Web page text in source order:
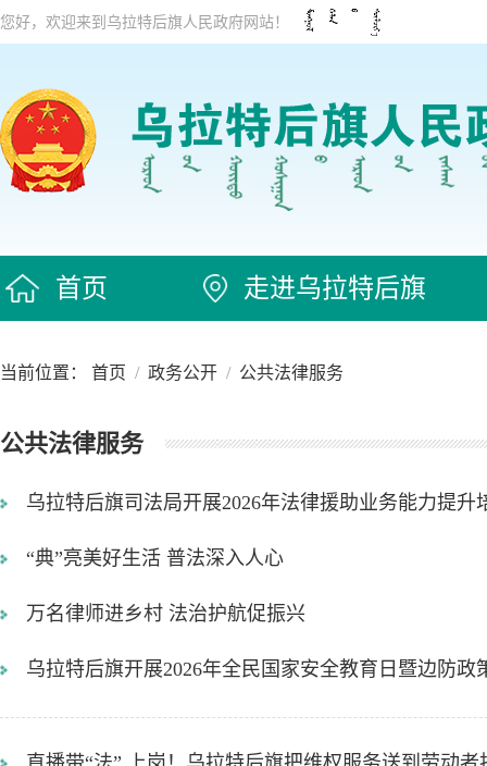
您好，欢迎来到乌拉特后旗人民政府网站！
首页 走进乌拉特后旗
当前位置： 首页 / 政务公开 / 公共法律服务
公共法律服务
乌拉特后旗司法局开展2026年法律援助业务能力提升
“典”亮美好生活 普法深入人心
万名律师进乡村 法治护航促振兴
乌拉特后旗开展2026年全民国家安全教育日暨边防政